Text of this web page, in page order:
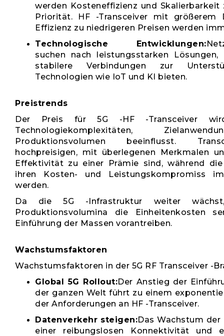
werden Kosteneffizienz und Skalierbarkeit
Priorität. HF -Transceiver mit größerem
Effizienz zu niedrigeren Preisen werden
Technologische Entwicklungen:
suchen nach leistungsstarken Lösungen,
stabilere Verbindungen zur
Technologien wie IoT und KI bieten.
Preistrends
Der Preis für 5G -HF -Transceiver
Technologiekomplexitäten,
Produktionsvolumen beeinflusst.
hochpreisigen, mit überlegenen Merkmalen
Effektivität zu einer Prämie sind, während
ihren Kosten- und Leistungskompromiss
werden.
Da die 5G -Infrastruktur weiter
Produktionsvolumina die Einheitenkosten
Einführung der Massen vorantreiben.
Wachstumsfaktoren
Wachstumsfaktoren in der 5G RF Transceiver -
Global 5G Rollout:Der Anstieg der
der ganzen Welt führt zu einem
der Anforderungen an HF -Transceiver.
Datenverkehr steigen:Das Wachstum
einer reibungslosen Konnektivität und